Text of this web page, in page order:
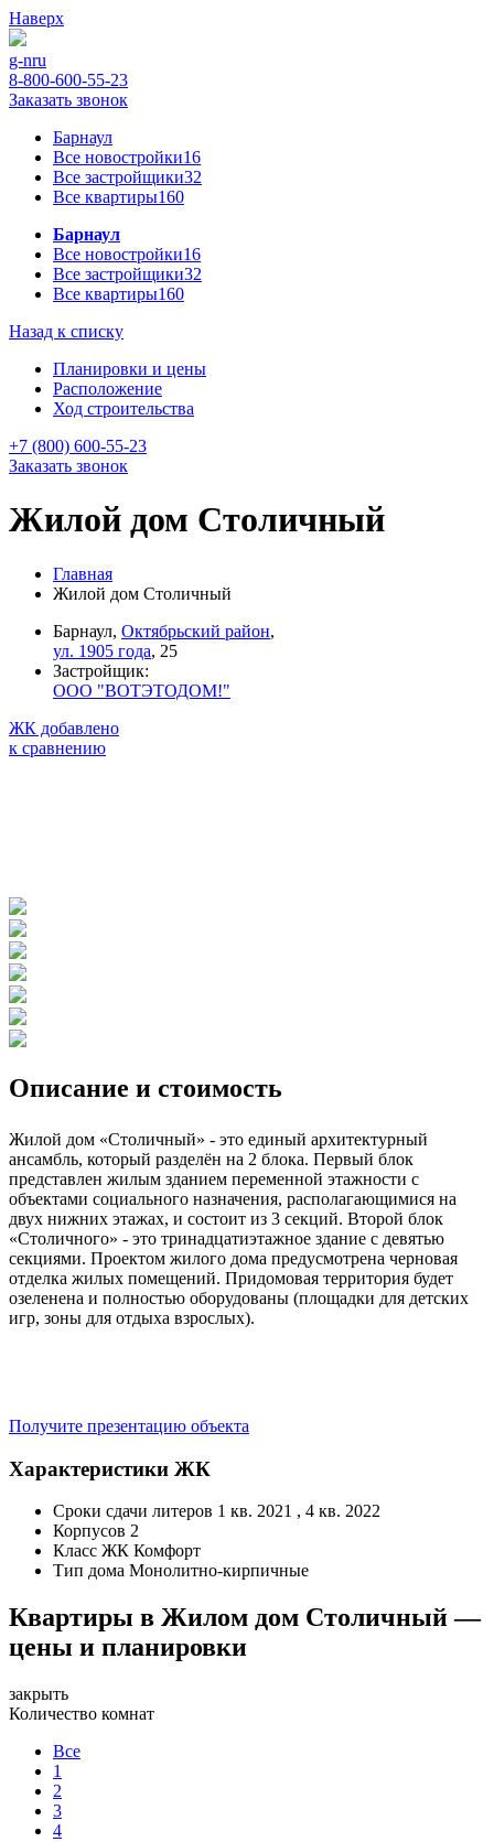
Наверх
g-nru
8-800-600-55-23
Заказать звонок
Барнаул
Все новостройки16
Все застройщики32
Все квартиры160
Барнаул
Все новостройки16
Все застройщики32
Все квартиры160
Назад к списку
Планировки и цены
Расположение
Ход строительства
+7 (800) 600-55-23
Заказать звонок
Жилой дом Столичный
Главная
Жилой дом Столичный
Барнаул, Октябрьский район,
ул. 1905 года, 25
Застройщик:
ООО "ВОТЭТОДОМ!"
ЖК добавлено
к сравнению
Описание и стоимость
Жилой дом «Столичный» - это единый архитектурный
ансамбль, который разделён на 2 блока. Первый блок
представлен жилым зданием переменной этажности с
объектами социального назначения, располагающимися на
двух нижних этажах, и состоит из 3 секций. Второй блок
«Столичного» - это тринадцатиэтажное здание с девятью
секциями. Проектом жилого дома предусмотрена черновая
отделка жилых помещений. Придомовая территория будет
озеленена и полностью оборудованы (площадки для детских
игр, зоны для отдыха взрослых).
Получите презентацию объекта
Характеристики ЖК
Сроки сдачи литеров 1 кв. 2021 , 4 кв. 2022
Корпусов 2
Класс ЖК Комфорт
Тип дома Монолитно-кирпичные
Квартиры в Жилом дом Столичный —
цены и планировки
закрыть
Количество комнат
Все
1
2
3
4